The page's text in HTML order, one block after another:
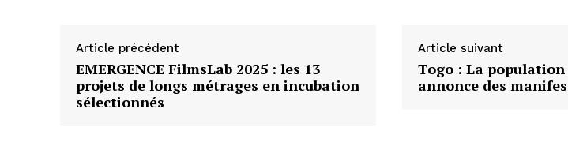
Article précédent
EMERGENCE FilmsLab 2025 : les 13
projets de longs métrages en incubation
sélectionnés
Article suivant
Togo : La population
annonce des